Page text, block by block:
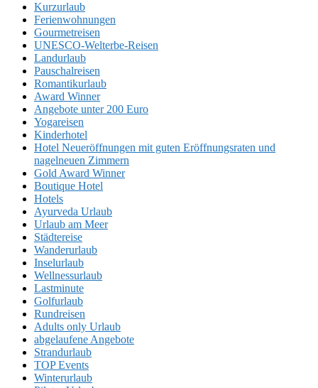
Kurzurlaub
Ferienwohnungen
Gourmetreisen
UNESCO-Welterbe-Reisen
Landurlaub
Pauschalreisen
Romantikurlaub
Award Winner
Angebote unter 200 Euro
Yogareisen
Kinderhotel
Hotel Neueröffnungen mit guten Eröffnungsraten und
nagelneuen Zimmern
Gold Award Winner
Boutique Hotel
Hotels
Ayurveda Urlaub
Urlaub am Meer
Städtereise
Wanderurlaub
Inselurlaub
Wellnessurlaub
Lastminute
Golfurlaub
Rundreisen
Adults only Urlaub
abgelaufene Angebote
Strandurlaub
TOP Events
Winterurlaub